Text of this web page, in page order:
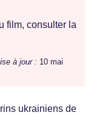
film, consulter la
à jour : 10 mai
ukrainiens de